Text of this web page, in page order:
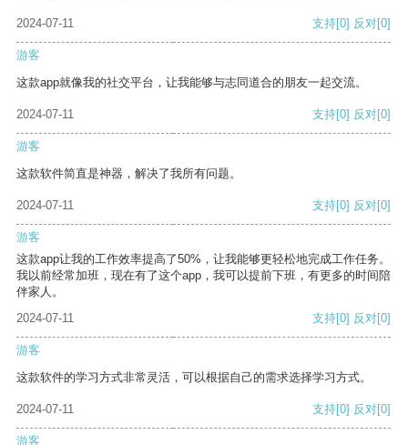
2024-07-11 支持[0] 反对[0]
游客
这款app就像我的社交平台，让我能够与志同道合的朋友一起交流。
2024-07-11 支持[0] 反对[0]
游客
这款软件简直是神器，解决了我所有问题。
2024-07-11 支持[0] 反对[0]
游客
这款app让我的工作效率提高了50%，让我能够更轻松地完成工作任务。
我以前经常加班，现在有了这个app，我可以提前下班，有更多的时间陪
伴家人。
2024-07-11
支持[0] 反对[0]
游客
这款软件的学习方式非常灵活，可以根据自己的需求选择学习方式。
2024-07-11 支持[0] 反对[0]
游客